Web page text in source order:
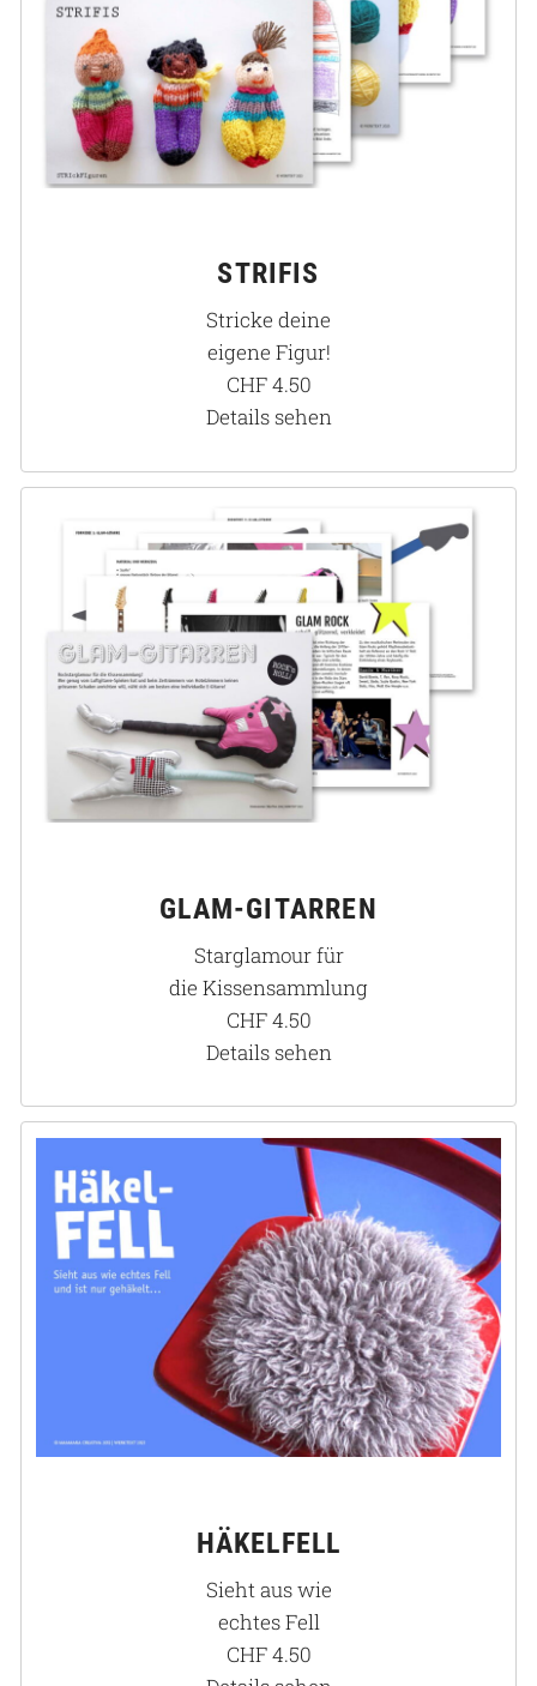
STRIFIS
Stricke deine
eigene Figur!
CHF4.50
Details sehen
GLAM-GITARREN
Starglamour für
die Kissensammlung
CHF4.50
Details sehen
HÄKELFELL
Sieht aus wie
echtes Fell
CHF4.50